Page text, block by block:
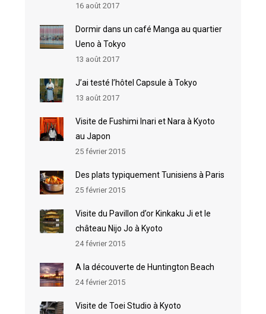
16 août 2017
Dormir dans un café Manga au quartier
Ueno à Tokyo
13 août 2017
J’ai testé l’hôtel Capsule à Tokyo
13 août 2017
Visite de Fushimi Inari et Nara à Kyoto
au Japon
25 février 2015
Des plats typiquement Tunisiens à Paris
25 février 2015
Visite du Pavillon d’or Kinkaku Ji et le
château Nijo Jo à Kyoto
24 février 2015
A la découverte de Huntington Beach
24 février 2015
Visite de Toei Studio à Kyoto